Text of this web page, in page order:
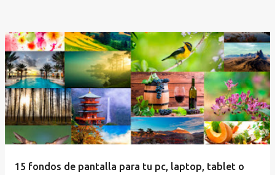
15 fondos de pantalla para tu pc, laptop, tablet o